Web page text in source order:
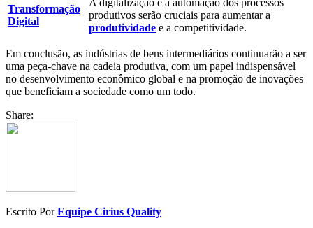
Transformação
Digital
produtivos serão cruciais para aumentar a
produtividade e a competitividade.
Em conclusão, as indústrias de bens intermediários continuarão a ser
uma peça-chave na cadeia produtiva, com um papel indispensável
no desenvolvimento econômico global e na promoção de inovações
que beneficiam a sociedade como um todo.
Share:
Escrito PorEquipe Cirius Quality